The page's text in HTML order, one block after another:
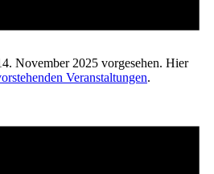
November 2025 vorgesehen. Hier
Veranstaltungen.